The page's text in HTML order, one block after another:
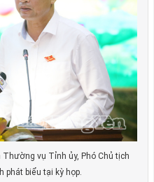
vụ Tỉnh ủy, Phó Chủ tịch
phát biểu tại kỳ họp.